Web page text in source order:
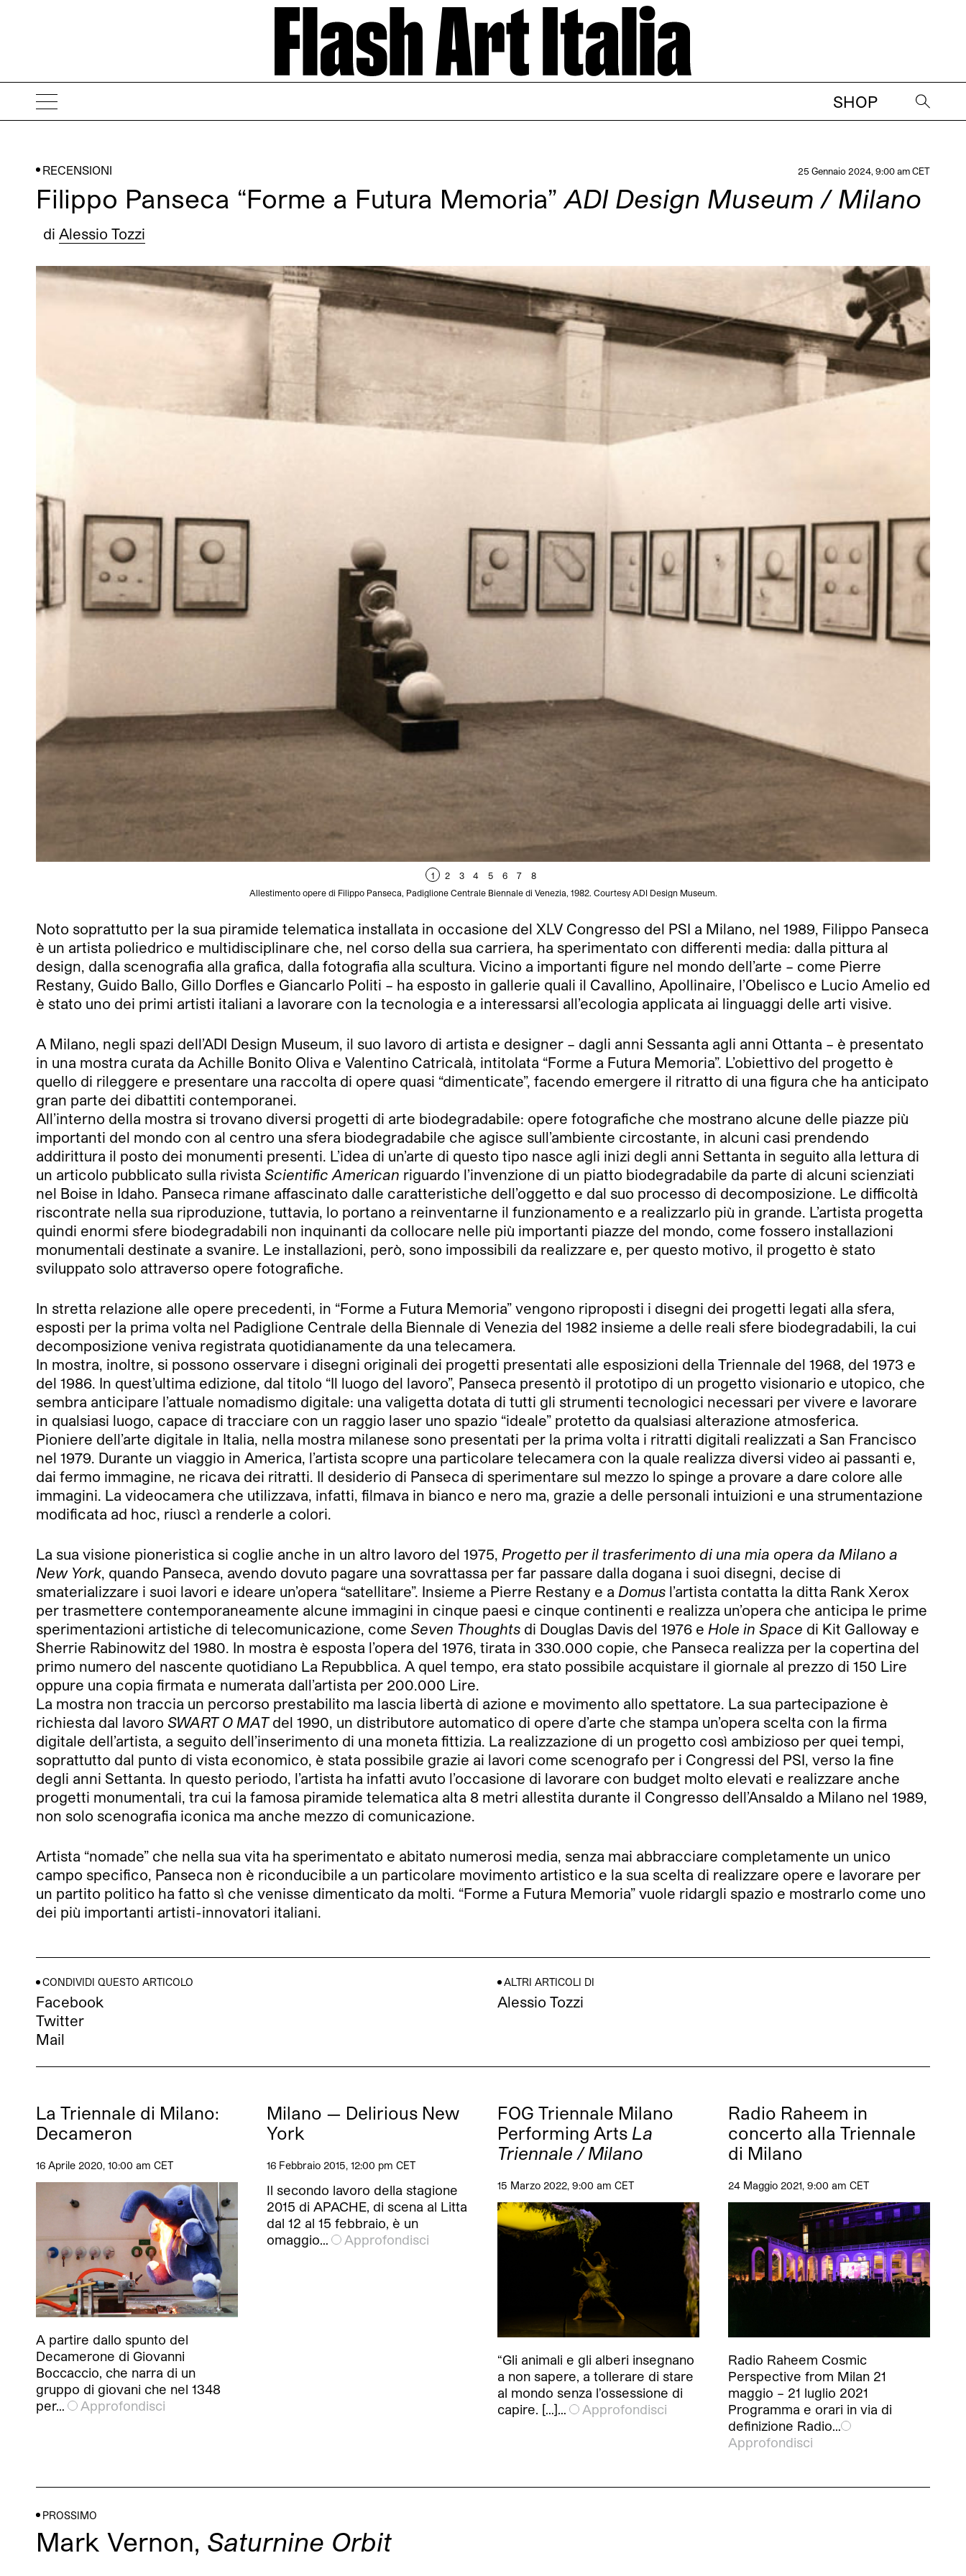
SHOP
→
RECENSIONI 25 Gennaio 2024, 9:00 am CET
Filippo Panseca “Forme a Futura Memoria” ADI Design Museum / Milano
di Alessio Tozzi
1 2 3 4 5 6 7
8
Allestimento opere di Filippo Panseca, Padiglione Centrale Biennale di Venezia, 1982. Courtesy ADI Design Museum.
Noto soprattutto per la sua piramide telematica installata in occasione del XLV Congresso del PSI a Milano, nel 1989, Filippo Panseca
è un artista poliedrico e multidisciplinare che, nel corso della sua carriera, ha sperimentato con differenti media: dalla pittura al
design, dalla scenografia alla grafica, dalla fotografia alla scultura. Vicino a importanti figure nel mondo dell’arte – come Pierre
Restany, Guido Ballo, Gillo Dorfles e Giancarlo Politi – ha esposto in gallerie quali il Cavallino, Apollinaire, l’Obelisco e Lucio Amelio ed
è stato uno dei primi artisti italiani a lavorare con la tecnologia e a interessarsi all’ecologia applicata ai linguaggi delle arti visive.
A Milano, negli spazi dell’ADI Design Museum, il suo lavoro di artista e designer – dagli anni Sessanta agli anni Ottanta – è presentato
in una mostra curata da Achille Bonito Oliva e Valentino Catricalà, intitolata “Forme a Futura Memoria”. L’obiettivo del progetto è
quello di rileggere e presentare una raccolta di opere quasi “dimenticate”, facendo emergere il ritratto di una figura che ha anticipato
gran parte dei dibattiti contemporanei.
All’interno della mostra si trovano diversi progetti di arte biodegradabile: opere fotografiche che mostrano alcune delle piazze più
importanti del mondo con al centro una sfera biodegradabile che agisce sull’ambiente circostante, in alcuni casi prendendo
addirittura il posto dei monumenti presenti. L’idea di un’arte di questo tipo nasce agli inizi degli anni Settanta in seguito alla lettura di
un articolo pubblicato sulla rivista Scientific American riguardo l’invenzione di un piatto biodegradabile da parte di alcuni scienziati
nel Boise in Idaho. Panseca rimane affascinato dalle caratteristiche dell’oggetto e dal suo processo di decomposizione. Le difficoltà
riscontrate nella sua riproduzione, tuttavia, lo portano a reinventarne il funzionamento e a realizzarlo più in grande. L’artista progetta
quindi enormi sfere biodegradabili non inquinanti da collocare nelle più importanti piazze del mondo, come fossero installazioni
monumentali destinate a svanire. Le installazioni, però, sono impossibili da realizzare e, per questo motivo, il progetto è stato
sviluppato solo attraverso opere fotografiche.
In stretta relazione alle opere precedenti, in “Forme a Futura Memoria” vengono riproposti i disegni dei progetti legati alla sfera,
esposti per la prima volta nel Padiglione Centrale della Biennale di Venezia del 1982 insieme a delle reali sfere biodegradabili, la cui
decomposizione veniva registrata quotidianamente da una telecamera.
In mostra, inoltre, si possono osservare i disegni originali dei progetti presentati alle esposizioni della Triennale del 1968, del 1973 e
del 1986. In quest’ultima edizione, dal titolo “Il luogo del lavoro”, Panseca presentò il prototipo di un progetto visionario e utopico, che
sembra anticipare l’attuale nomadismo digitale: una valigetta dotata di tutti gli strumenti tecnologici necessari per vivere e lavorare
in qualsiasi luogo, capace di tracciare con un raggio laser uno spazio “ideale” protetto da qualsiasi alterazione atmosferica.
Pioniere dell’arte digitale in Italia, nella mostra milanese sono presentati per la prima volta i ritratti digitali realizzati a San Francisco
nel 1979. Durante un viaggio in America, l’artista scopre una particolare telecamera con la quale realizza diversi video ai passanti e,
dai fermo immagine, ne ricava dei ritratti. Il desiderio di Panseca di sperimentare sul mezzo lo spinge a provare a dare colore alle
immagini. La videocamera che utilizzava, infatti, filmava in bianco e nero ma, grazie a delle personali intuizioni e una strumentazione
modificata ad hoc, riuscì a renderle a colori.
La sua visione pioneristica si coglie anche in un altro lavoro del 1975, Progetto per il trasferimento di una mia opera da Milano a
New York, quando Panseca, avendo dovuto pagare una sovrattassa per far passare dalla dogana i suoi disegni, decise di
smaterializzare i suoi lavori e ideare un’opera “satellitare”. Insieme a Pierre Restany e a Domus l’artista contatta la ditta Rank Xerox
per trasmettere contemporaneamente alcune immagini in cinque paesi e cinque continenti e realizza un’opera che anticipa le prime
sperimentazioni artistiche di telecomunicazione, come Seven Thoughts di Douglas Davis del 1976 e Hole in Space di Kit Galloway e
Sherrie Rabinowitz del 1980. In mostra è esposta l’opera del 1976, tirata in 330.000 copie, che Panseca realizza per la copertina del
primo numero del nascente quotidiano La Repubblica. A quel tempo, era stato possibile acquistare il giornale al prezzo di 150 Lire
oppure una copia firmata e numerata dall’artista per 200.000 Lire.
La mostra non traccia un percorso prestabilito ma lascia libertà di azione e movimento allo spettatore. La sua partecipazione è
richiesta dal lavoro SWART O MATdel 1990, un distributore automatico di opere d’arte che stampa un’opera scelta con la firma
digitale dell’artista, a seguito dell’inserimento di una moneta fittizia. La realizzazione di un progetto così ambizioso per quei tempi,
soprattutto dal punto di vista economico, è stata possibile grazie ai lavori come scenografo per i Congressi del PSI, verso la fine
degli anni Settanta. In questo periodo, l’artista ha infatti avuto l’occasione di lavorare con budget molto elevati e realizzare anche
progetti monumentali, tra cui la famosa piramide telematica alta 8 metri allestita durante il Congresso dell’Ansaldo a Milano nel 1989,
non solo scenografia iconica ma anche mezzo di comunicazione.
Artista “nomade” che nella sua vita ha sperimentato e abitato numerosi media, senza mai abbracciare completamente un unico
campo specifico, Panseca non è riconducibile a un particolare movimento artistico e la sua scelta di realizzare opere e lavorare per
un partito politico ha fatto sì che venisse dimenticato da molti. “Forme a Futura Memoria” vuole ridargli spazio e mostrarlo come uno
dei più importanti artisti-innovatori italiani.
CONDIVIDI QUESTO ARTICOLO
Facebook
Twitter
Mail
ALTRI ARTICOLI DI
Alessio Tozzi
La Triennale di Milano:
Decameron
16 Aprile 2020, 10:00 am CET
A partire dallo spunto del
Decamerone di Giovanni
Boccaccio, che narra di un
gruppo di giovani che nel 1348
per…
Approfondisci
Milano — Delirious New
York
16 Febbraio 2015, 12:00 pm CET
Il secondo lavoro della stagione
2015 di APACHE, di scena al Litta
dal 12 al 15 febbraio, è un
omaggio…
Approfondisci
FOG Triennale Milano
Performing Arts La
Triennale / Milano
15 Marzo 2022, 9:00 am CET
“Gli animali e gli alberi insegnano
a non sapere, a tollerare di stare
al mondo senza l’ossessione di
capire. […]…
Approfondisci
Radio Raheem in
concerto alla Triennale
di Milano
24 Maggio 2021, 9:00 am CET
Radio Raheem Cosmic
Perspective from Milan 21
maggio – 21 luglio 2021
Programma e orari in via di
definizione Radio…
Approfondisci
PROSSIMO
Mark Vernon, Saturnine Orbit